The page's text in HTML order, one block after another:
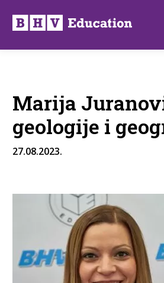
sadržaj
Marija
geologije i
27.08.2023.